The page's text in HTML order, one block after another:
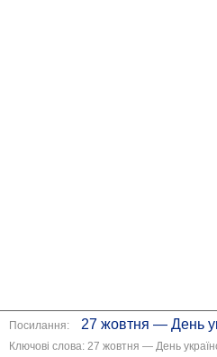
Посилання: 27 жовтня — День
Ключові слова: 27 жовтня — День